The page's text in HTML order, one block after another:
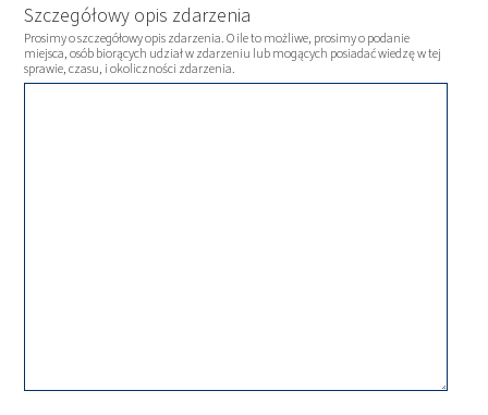
Szczegółowy opis zdarzenia
Prosimy o szczegółowy opis zdarzenia. O ile to możliwe, prosimy o podanie
miejsca, osób biorących udział w zdarzeniu lub mogących posiadać wiedzę w tej
sprawie, czasu, i okoliczności zdarzenia.